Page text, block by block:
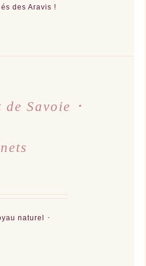
des Aravis !
de Savoie ･
naturel ･